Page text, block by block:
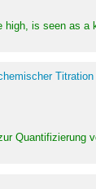
is seen as
Quantifizierung